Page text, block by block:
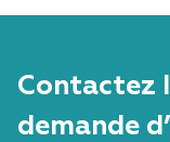
Contactez
demande